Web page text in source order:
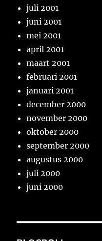
juli 2001
juni 2001
mei 2001
april 2001
maart 2001
februari 2001
januari 2001
december 2000
november 2000
oktober 2000
september 2000
augustus 2000
juli 2000
juni 2000